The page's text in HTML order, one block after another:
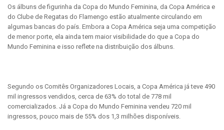
Os álbuns de figurinha da Copa do Mundo Feminina, da Copa América e
do Clube de Regatas do Flamengo estão atualmente circulando em
algumas bancas do país. Embora a Copa América seja uma competição
de menor porte, ela ainda tem maior visibilidade do que a Copa do
Mundo Feminina e isso reflete na distribuição dos álbuns.
Segundo os Comitês Organizadores Locais, a Copa América já teve 490
mil ingressos vendidos, cerca de 63% do total de 778 mil
comercializados. Já a Copa do Mundo Feminina vendeu 720 mil
ingressos, pouco mais de 55% dos 1,3 milhões disponíveis.